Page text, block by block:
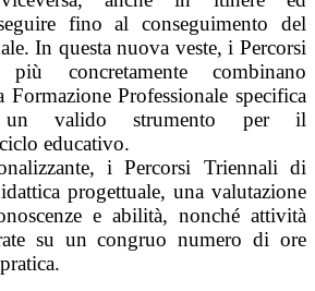
fino al conseguimento del
In questa nuova veste, i Percorsi
concretamente combinano
Formazione Professionale specifica
un valido strumento per il
educativo.
i Percorsi Triennali di
progettuale, una valutazione
e abilità, nonché attività
su un congruo numero di ore